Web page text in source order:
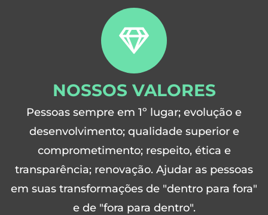
NOSSOS VALORES
Pessoas sempre em 1º lugar; evolução e
desenvolvimento; qualidade superior e
comprometimento; respeito, ética e
transparência; renovação. Ajudar as pessoas
em suas transformações de "dentro para fora"
e de "fora para dentro".